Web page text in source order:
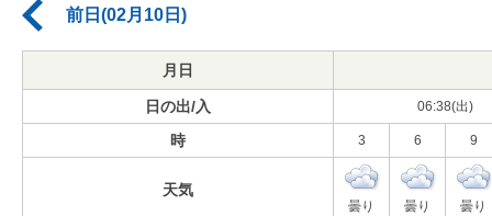
前日(02月10日)
月日
日の出/入 06:38(出)
時 3 6 9
天気
曇り 曇り 曇り